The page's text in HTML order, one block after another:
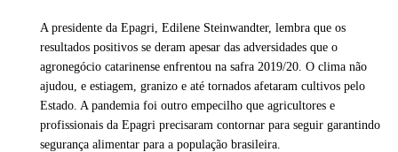
A presidente da Epagri, Edilene Steinwandter, lembra que os
resultados positivos se deram apesar das adversidades que o
agronegócio catarinense enfrentou na safra 2019/20. O clima não
ajudou, e estiagem, granizo e até tornados afetaram cultivos pelo
Estado. A pandemia foi outro empecilho que agricultores e
profissionais da Epagri precisaram contornar para seguir garantindo
segurança alimentar para a população brasileira.